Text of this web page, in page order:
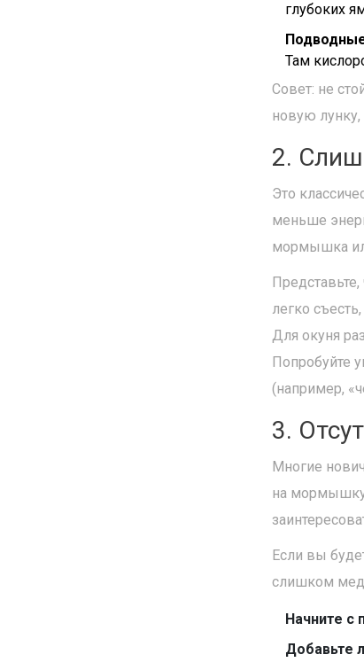
глубоких
Там
Совет: не
новую
2.
Это
меньше
мормышка
легко
Для окуня
Попробуйте
(например,
3.
Многие
на мормышку
Если вы
слишком
Начните с
Добавьте